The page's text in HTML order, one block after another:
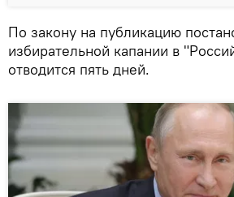
По закону на публикацию
избирательной капании в
отводится пять дней.